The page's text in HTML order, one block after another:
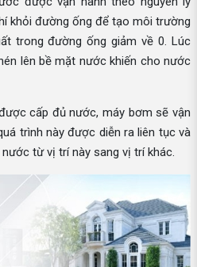
khỏi đường ống để tạo môi trường
trong đường ống giảm về 0. Lúc
lên bề mặt nước khiến cho nước
cấp đủ nước, máy bơm sẽ vận
trình này được diễn ra liên tục và
từ vị trí này sang vị trí khác.